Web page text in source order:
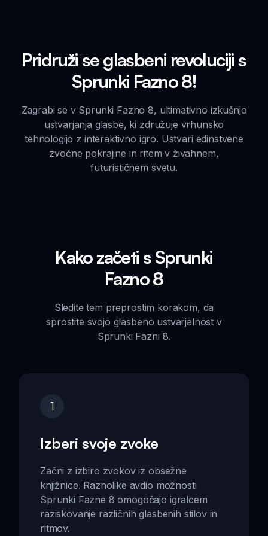
Pridruži se glasbeni revoluciji s
Sprunki Fazno 8!
Zagrabi se v Sprunki Fazno 8, ultimativno izkušnjo
ustvarjanja glasbe, ki združuje vrhunsko
tehnologijo z interaktivno igro. Ustvari edinstvene
zvočne pokrajine in ritem v živahnem,
futurističnem svetu.
Kako začeti s Sprunki
Fazno 8
Sledite tem preprostim korakom, da
sprostite svojo glasbeno ustvarjalnost v
Sprunki Fazni 8.
1
Izberi svoje zvoke
Začni z izbiro zvokov iz obsežne
knjižnice. Raznolike avdio možnosti
Sprunki Fazne 8 omogočajo igralcem
raziskovanje različnih glasbenih stilov in
ritmov.